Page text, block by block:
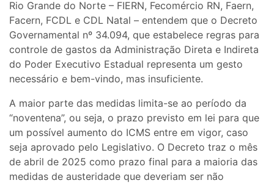
Rio Grande do Norte – FIERN, Fecomércio RN, Faern,
Facern, FCDL e CDL Natal – entendem que o Decreto
Governamental nº 34.094, que estabelece regras para
controle de gastos da Administração Direta e Indireta
do Poder Executivo Estadual representa um gesto
necessário e bem-vindo, mas insuficiente.
A maior parte das medidas limita-se ao período da
“noventena”, ou seja, o prazo previsto em lei para que
um possível aumento do ICMS entre em vigor, caso
seja aprovado pelo Legislativo. O Decreto traz o mês
de abril de 2025 como prazo final para a maioria das
medidas de austeridade que deveriam ser não